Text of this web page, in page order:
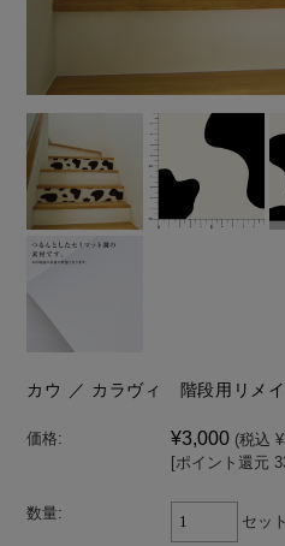
カウ ／ カラヴィ 階段用リメ
価格: ¥3,000 (税込
[ポイント還元
数量: セット